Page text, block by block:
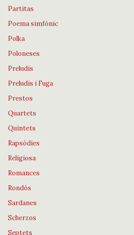
Partitas
Poema simfònic
Polka
Poloneses
Preludis
Preludis i Fuga
Prestos
Quartets
Quintets
Rapsòdies
Religiosa
Romances
Rondós
Sardanes
Scherzos
Septets